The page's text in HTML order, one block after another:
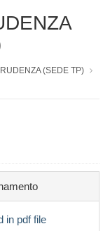
(SEDE TP)
in pdf file